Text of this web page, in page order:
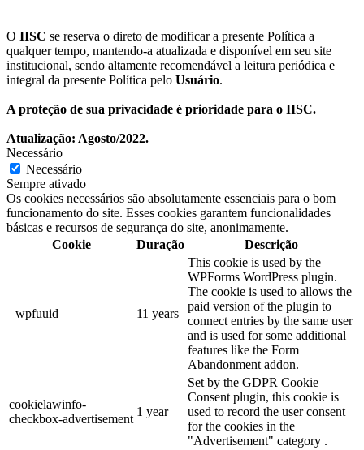
O IISC se reserva o direto de modificar a presente Política a
qualquer tempo, mantendo-a atualizada e disponível em seu site
institucional, sendo altamente recomendável a leitura periódica e
integral da presente Política pelo Usuário.
A proteção de sua privacidade é prioridade para o IISC.
Atualização: Agosto/2022.
Necessário
Necessário
Sempre ativado
Os cookies necessários são absolutamente essenciais para o bom
funcionamento do site. Esses cookies garantem funcionalidades
básicas e recursos de segurança do site, anonimamente.
Cookie
Duração Descrição
_wpfuuid 11 years
This cookie is used by the
WPForms WordPress plugin.
The cookie is used to allows the
paid version of the plugin to
connect entries by the same user
and is used for some additional
features like the Form
Abandonment addon.
cookielawinfo-
checkbox-advertisement
1 year
Set by the GDPR Cookie
Consent plugin, this cookie is
used to record the user consent
for the cookies in the
"Advertisement" category .